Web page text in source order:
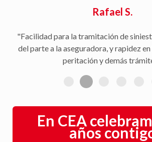
Rafael S.
"Facilidad para la tramitación de
del parte a la aseguradora, y rapidez
peritación y demás
En CEA
años